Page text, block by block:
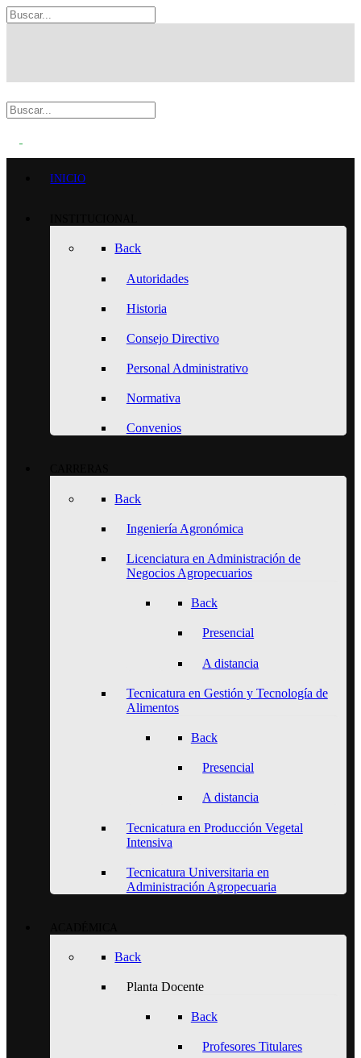
INICIO
Back
Autoridades
Historia
Consejo Directivo
Personal Administrativo
Normativa
Convenios
Back
Ingeniería Agronómica
Licenciatura en Administración de
Negocios Agropecuarios
Back
Presencial
A distancia
Tecnicatura en Gestión y Tecnología de
Alimentos
Back
Presencial
A distancia
Tecnicatura en Producción Vegetal
Intensiva
Tecnicatura Universitaria en
Administración Agropecuaria
Back
Planta Docente
Back
Profesores Titulares